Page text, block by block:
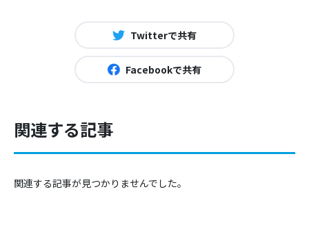
Twitterで共有
Facebookで共有
関連する記事
関連する記事が見つかりませんでした。